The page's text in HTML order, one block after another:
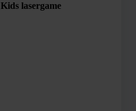
Kids lasergame